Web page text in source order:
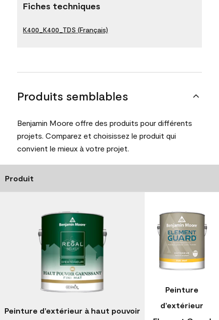
Fiches techniques
K400_K400_TDS (Français)
Produits semblables
Benjamin Moore offre des produits pour différents
projets. Comparez et choisissez le produit qui
convient le mieux à votre projet.
Produit
Peinture d’extérieur à haut pouvoir
Peinture
d’extérieur